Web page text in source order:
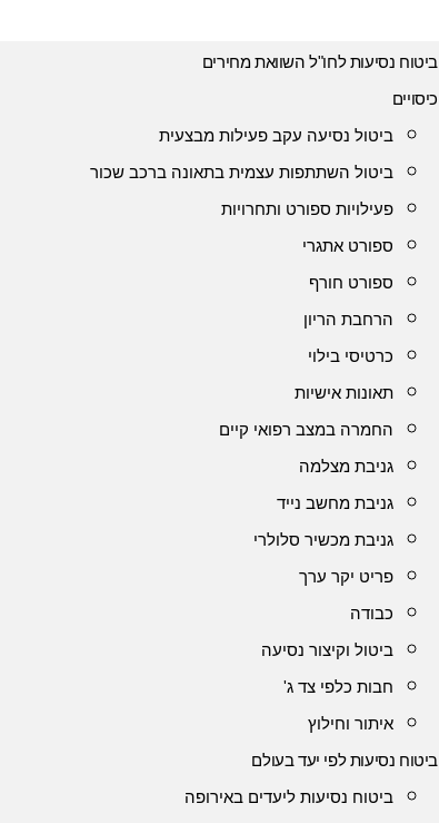
ביטוח נסיעות לחו"ל השוואת מחירים
כיסויים
ביטול נסיעה עקב פעילות מבצעית
ביטול השתתפות עצמית בתאונה ברכב שכור
פעילויות ספורט ותחרויות
ספורט אתגרי
ספורט חורף
הרחבת הריון
כרטיסי בילוי
תאונות אישיות
החמרה במצב רפואי קיים
גניבת מצלמה
גניבת מחשב נייד
גניבת מכשיר סלולרי
פריט יקר ערך
כבודה
ביטול וקיצור נסיעה
חבות כלפי צד ג'
איתור וחילוץ
ביטוח נסיעות לפי יעד בעולם
ביטוח נסיעות ליעדים באירופה